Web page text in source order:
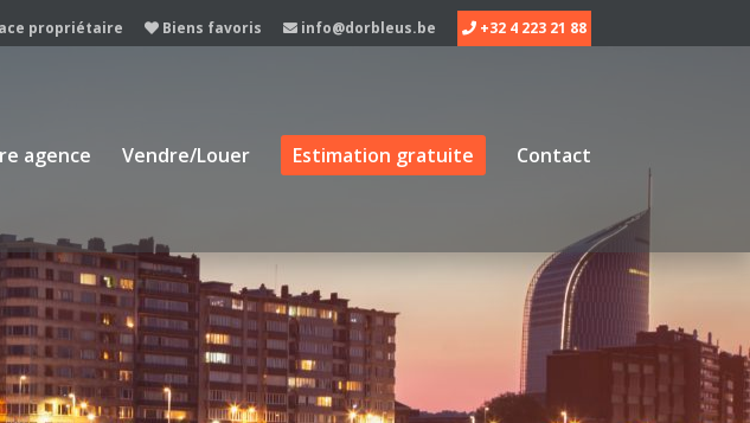
propriétaire Biens favoris info@dorbleus.be +32 4 223 21 88
agence Vendre/Louer Estimation gratuite Contact